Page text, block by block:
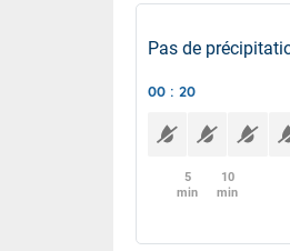
Pas de
00 : 20
5
min
10
min